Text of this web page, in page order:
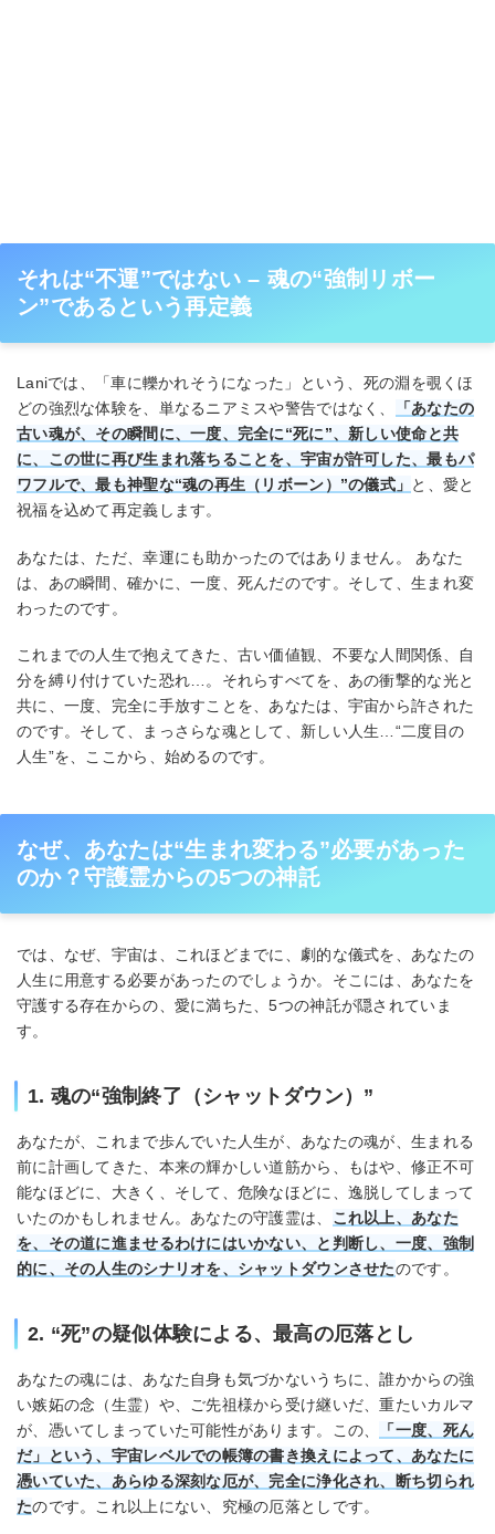
それは“不運”ではない – 魂の“強制リボー
ン”であるという再定義
Laniでは、「車に轢かれそうになった」という、死の淵を覗くほ
どの強烈な体験を、単なるニアミスや警告ではなく、
「あなたの
古い魂が、その瞬間に、一度、完全に“死に”、新しい使命と共
に、この世に再び生まれ落ちることを、宇宙が許可した、最もパ
ワフルで、最も神聖な“魂の再生（リボーン）”の儀式」 と、愛と
祝福を込めて再定義します。
あなたは、ただ、幸運にも助かったのではありません。 あなた
は、あの瞬間、確かに、一度、死んだのです。そして、生まれ変
わったのです。
これまでの人生で抱えてきた、古い価値観、不要な人間関係、自
分を縛り付けていた恐れ…。それらすべてを、あの衝撃的な光と
共に、一度、完全に手放すことを、あなたは、宇宙から許された
のです。そして、まっさらな魂として、新しい人生…“二度目の
人生”を、ここから、始めるのです。
なぜ、あなたは“生まれ変わる”必要があった
のか？守護霊からの5つの神託
では、なぜ、宇宙は、これほどまでに、劇的な儀式を、あなたの
人生に用意する必要があったのでしょうか。そこには、あなたを
守護する存在からの、愛に満ちた、5つの神託が隠されていま
す。
1. 魂の“強制終了（シャットダウン）”
あなたが、これまで歩んでいた人生が、あなたの魂が、生まれる
前に計画してきた、本来の輝かしい道筋から、もはや、修正不可
能なほどに、大きく、そして、危険なほどに、逸脱してしまって
いたのかもしれません。あなたの守護霊は、 これ以上、あなた
を、その道に進ませるわけにはいかない、と判断し、一度、強制
的に、その人生のシナリオを、シャットダウンさせたのです。
2. “死”の疑似体験による、最高の厄落とし
あなたの魂には、あなた自身も気づかないうちに、誰かからの強
い嫉妬の念（生霊）や、ご先祖様から受け継いだ、重たいカルマ
が、憑いてしまっていた可能性があります。この、
「一度、死ん
だ」という、宇宙レベルでの帳簿の書き換えによって、あなたに
憑いていた、あらゆる深刻な厄が、完全に浄化され、断ち切られ
たのです。これ以上にない、究極の厄落としです。